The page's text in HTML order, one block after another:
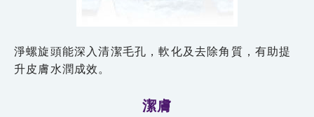
淨螺旋頭能深入清潔毛孔，軟化及去除角質，有助提
升皮膚水潤成效。
潔膚